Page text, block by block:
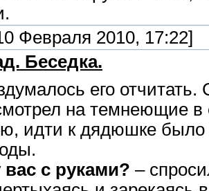
Февраля 2010, 17:22]
Беседка.
его отчитать.
на темнеющие в
идти к дядюшке было
вас с руками? –